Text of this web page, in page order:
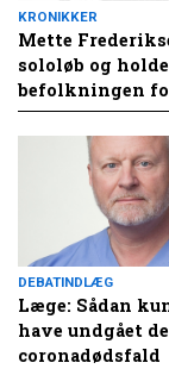
KRONIKKER
Mette
sololøb og
befolkningen
DEBATINDLÆG
Læge: Sådan
have undgået
coronadødsfald